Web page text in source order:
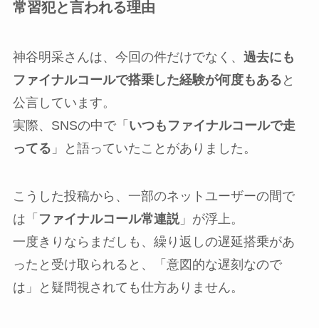
常習犯と言われる理由
神谷明采さんは、今回の件だけでなく、 過去にも
ファイナルコールで搭乗した経験が何度もある と
公言しています。
実際、SNSの中で「 いつもファイナルコールで走
ってる 」と語っていたことがありました。
こうした投稿から、一部のネットユーザーの間で
は「 ファイナルコール常連説」が浮上。
一度きりならまだしも、繰り返しの遅延搭乗があ
ったと受け取られると、「意図的な遅刻なので
は」と疑問視されても仕方ありません。